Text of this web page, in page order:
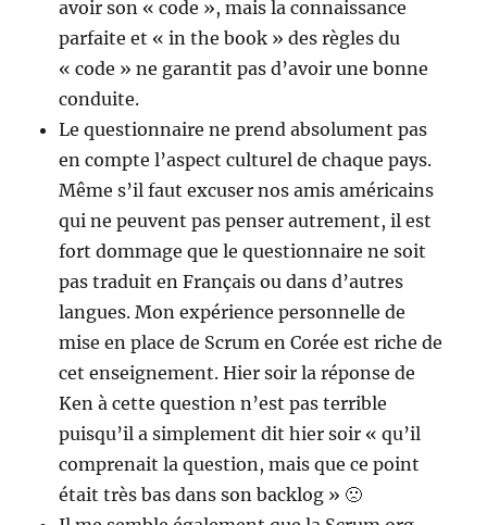
avoir son « code », mais la connaissance
parfaite et « in the book » des règles du
« code » ne garantit pas d’avoir une bonne
conduite.
Le questionnaire ne prend absolument pas
en compte l’aspect culturel de chaque pays.
Même s’il faut excuser nos amis américains
qui ne peuvent pas penser autrement, il est
fort dommage que le questionnaire ne soit
pas traduit en Français ou dans d’autres
langues. Mon expérience personnelle de
mise en place de Scrum en Corée est riche de
cet enseignement. Hier soir la réponse de
Ken à cette question n’est pas terrible
puisqu’il a simplement dit hier soir « qu’il
comprenait la question, mais que ce point
était très bas dans son backlog » 🙁